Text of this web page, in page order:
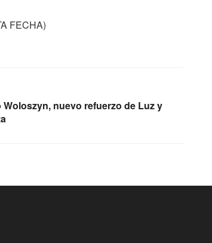
FECHA)
Woloszyn, nuevo refuerzo de Luz y